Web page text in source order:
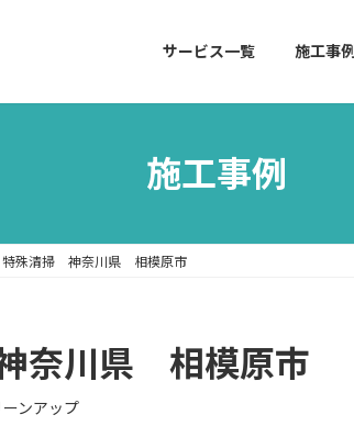
サービス一覧 施工事例
施工事例
特殊清掃 神奈川県 相模原市
奈川県 相模原市
ンアップ